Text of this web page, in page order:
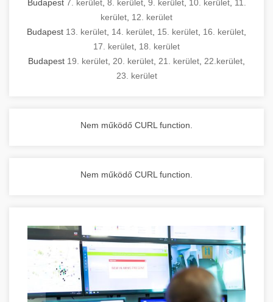
Budapest 7. kerület, 8. kerület, 9. kerület, 10. kerület, 11.
kerület 12. kerület
Budapest 13. kerület 14. kerület 15. kerület 16. kerület
17. kerület 18. kerület
Budapest 19. kerület 20. kerület 21. kerület 22.kerület
23. kerület
Nem működő CURL function.
Nem működő CURL function.